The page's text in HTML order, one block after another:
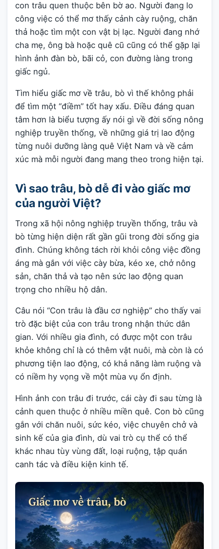
con trâu quen thuộc bên bờ ao. Người đang lo
công việc có thể mơ thấy cảnh cày ruộng, chăn
thả hoặc tìm một con vật bị lạc. Người đang nhớ
cha mẹ, ông bà hoặc quê cũ cũng có thể gặp lại
hình ảnh đàn bò, bãi cỏ, con đường làng trong
giấc ngủ.
Tìm hiểu giấc mơ về trâu, bò vì thế không phải
để tìm một “điềm” tốt hay xấu. Điều đáng quan
tâm hơn là biểu tượng ấy nói gì về đời sống nông
nghiệp truyền thống, về những giá trị lao động
từng nuôi dưỡng làng quê Việt Nam và về cảm
xúc mà mỗi người đang mang theo trong hiện tại.
Vì sao trâu, bò dễ đi vào giấc mơ
của người Việt?
Trong xã hội nông nghiệp truyền thống, trâu và
bò từng hiện diện rất gần gũi trong đời sống gia
đình. Chúng không tách rời khỏi công việc đồng
áng mà gắn với việc cày bừa, kéo xe, chở nông
sản, chăn thả và tạo nên sức lao động quan
trọng cho nhiều hộ dân.
Câu nói “Con trâu là đầu cơ nghiệp” cho thấy vai
trò đặc biệt của con trâu trong nhận thức dân
gian. Với nhiều gia đình, có được một con trâu
khỏe không chỉ là có thêm vật nuôi, mà còn là có
phương tiện lao động, có khả năng làm ruộng và
có niềm hy vọng về một mùa vụ ổn định.
Hình ảnh con trâu đi trước, cái cày đi sau từng là
cảnh quen thuộc ở nhiều miền quê. Con bò cũng
gắn với chăn nuôi, sức kéo, việc chuyên chở và
sinh kế của gia đình, dù vai trò cụ thể có thể
khác nhau tùy vùng đất, loại ruộng, tập quán
canh tác và điều kiện kinh tế.